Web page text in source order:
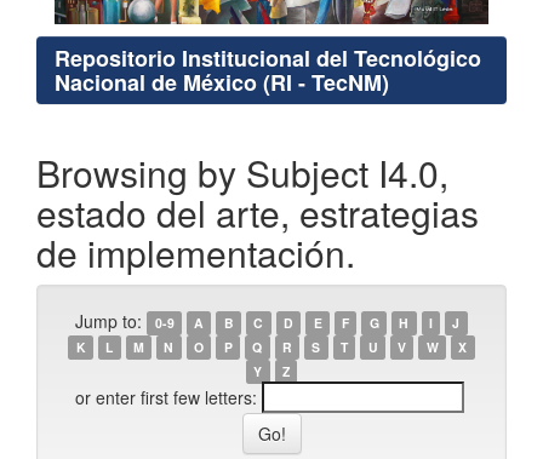
Repositorio Institucional del Tecnológico
Nacional de México (RI - TecNM)
Browsing by Subject I4.0,
estado del arte, estrategias
de implementación.
Jump to: 0-9 A B C D E F G H I
J
K
L M N O P Q R S T U V W
X
Y
Z
or enter first few letters: